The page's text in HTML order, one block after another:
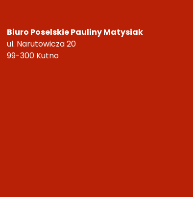
Biuro Poselskie Pauliny Matysiak
ul. Narutowicza 20
99-300 Kutno